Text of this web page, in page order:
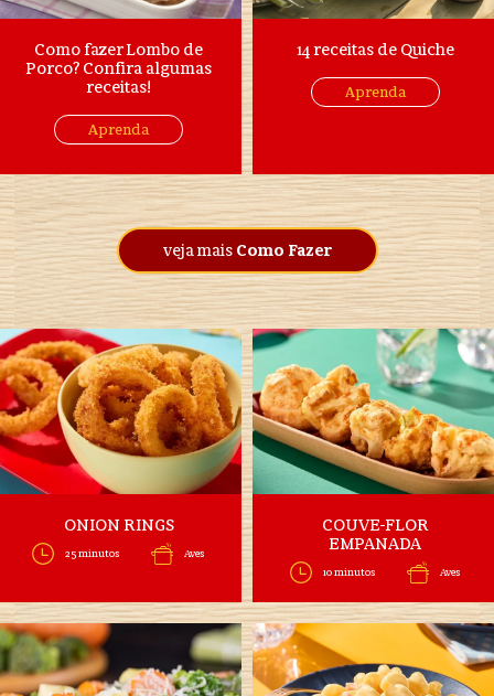
Como fazer Lombo de
Porco? Confira algumas
receitas!
Aprenda
14 receitas de Quiche
Aprenda
veja mais Como Fazer
ONION RINGS
25 minutos Aves
COUVE-FLOR
EMPANADA
10 minutos Aves